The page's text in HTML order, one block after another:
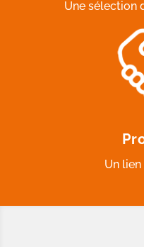
Une sélection
Un